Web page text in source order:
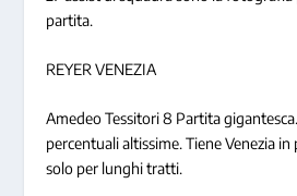
partita.
REYER VENEZIA
Amedeo Tessitori 8 Partita
percentuali altissime. Tiene Venezia
solo per lunghi tratti.